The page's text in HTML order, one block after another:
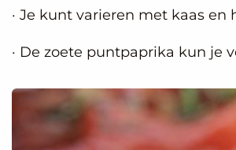
· Je kunt varieren met kaas en
· De zoete puntpaprika kun je